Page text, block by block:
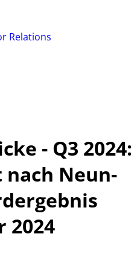
Relations
- Q3 2024:
Neun-
2024